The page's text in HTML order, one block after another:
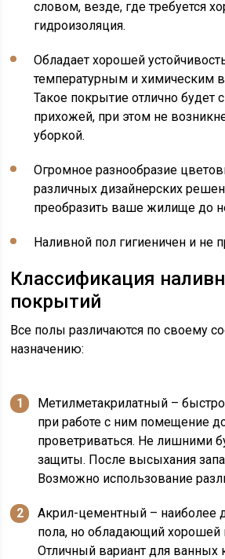
словом, везде, где требуется
гидроизоляция.
Обладает хорошей
температурным и химическим
Такое покрытие отлично будет
прихожей, при этом не
уборкой.
Огромное разнообразие
различных дизайнерских
преобразить ваше жилище до
Наливной пол гигиеничен и не
Классификация
покрытий
Все полы различаются по своему
назначению:
Метилметакрилатный –
при работе с ним помещение
проветриваться. Не лишними
защиты. После высыхания
Возможно использование
Акрил-цементный – наиболее
пола, но обладающий хорошей
Отличный вариант для ванных